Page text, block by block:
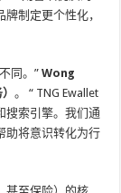
制定更个性化，
同。”Wong
）。 “ TNG Ewallet
搜索引擎。我们通
助将意识转化为行